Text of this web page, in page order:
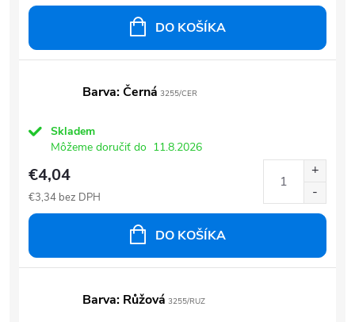
DO KOŠÍKA
Barva: Černá 3255/CER
Skladem
Môžeme doručiť do 11.8.2026
€4,04
€3,34 bez DPH
DO KOŠÍKA
Barva: Růžová 3255/RUZ